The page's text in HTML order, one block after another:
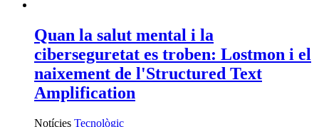
Quan la salut mental i la
ciberseguretat es troben: Lostmon i el
naixement de l'Structured Text
Amplification
Notícies Tecnològic